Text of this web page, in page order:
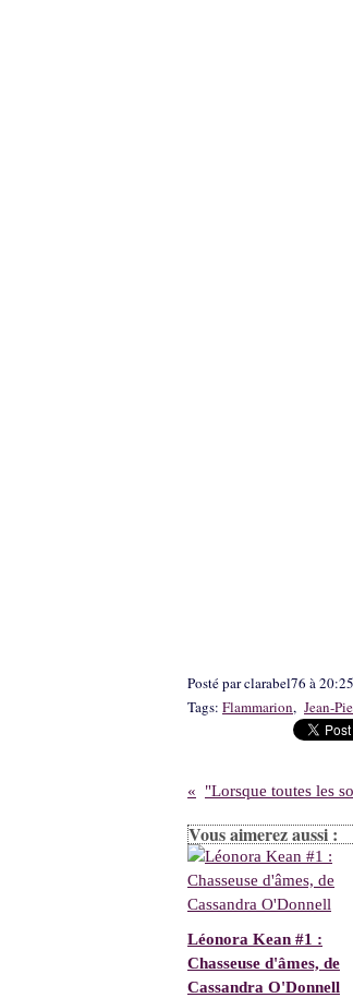
Posté par clarabel76 à
Tags: Flammarion, Jean-
Vous aimerez aussi :
Léonora Kean #1 :
Chasseuse d'âmes, de
Cassandra O'Donnell